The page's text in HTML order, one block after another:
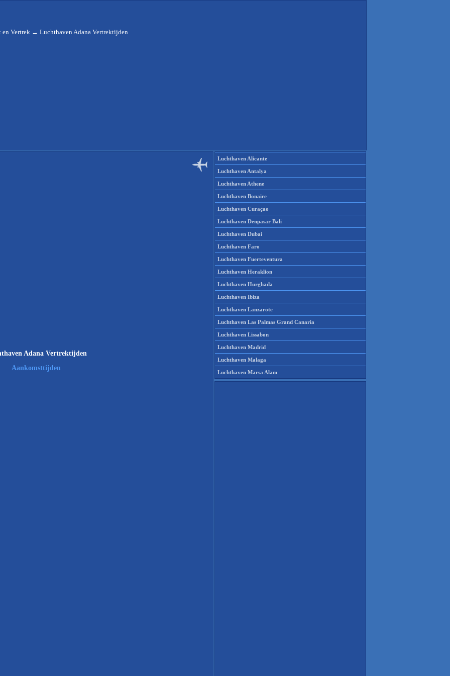
Vertrek → Luchthaven Adana Vertrektijden
Adana Vertrektijden
Aankomsttijden
Luchthaven Alicante
Luchthaven Antalya
Luchthaven Athene
Luchthaven Bonaire
Luchthaven Curaçao
Luchthaven Denpasar Bali
Luchthaven Dubai
Luchthaven Faro
Luchthaven Fuerteventura
Luchthaven Heraklion
Luchthaven Hurghada
Luchthaven Ibiza
Luchthaven Lanzarote
Luchthaven Las Palmas Grand Canaria
Luchthaven Lissabon
Luchthaven Madrid
Luchthaven Malaga
Luchthaven Marsa Alam